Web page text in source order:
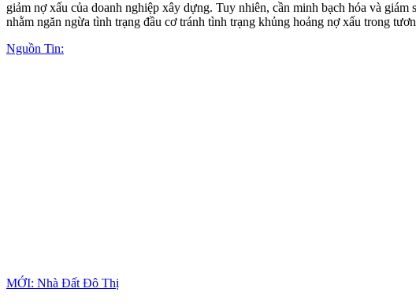
giảm nợ xấu của doanh nghiệp xây dựng. Tuy nhiên, cần minh bạch hóa và
nhằm ngăn ngừa tình trạng đầu cơ tránh tình trạng khủng hoảng nợ xấu trong
Nguồn Tin:
MỚI: Nhà Đất Đô Thị